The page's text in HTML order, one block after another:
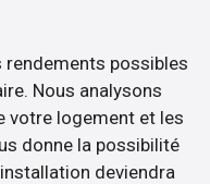
possibles
Nous analysons
votre logement et les
donne la possibilité
deviendra